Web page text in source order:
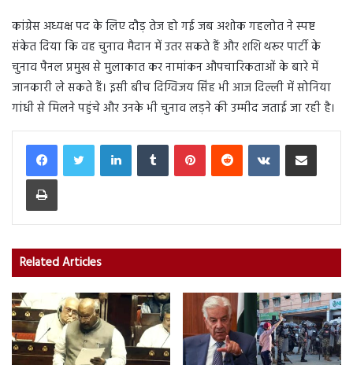
कांग्रेस अध्यक्ष पद के लिए दौड़ तेज हो गई जब अशोक गहलोत ने स्पष्ट
संकेत दिया कि वह चुनाव मैदान में उतर सकते हैं और शशि थरूर पार्टी के
चुनाव पैनल प्रमुख से मुलाकात कर नामांकन औपचारिकताओं के बारे में
जानकारी ले सकते हैं। इसी बीच दिग्विजय सिंह भी आज दिल्ली में सोनिया
गांधी से मिलने पहुंचे और उनके भी चुनाव लड़ने की उम्मीद जताई जा रही है।
LinkedInTumblr PinterestReddit VKontakteShare via Email
Print
Related Articles